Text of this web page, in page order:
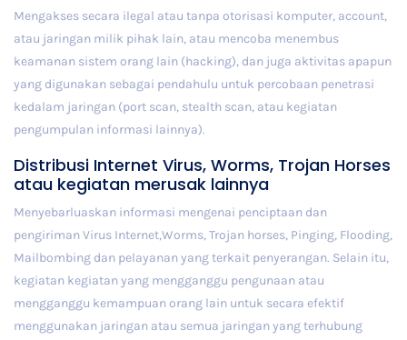
Mengakses secara ilegal atau tanpa otorisasi komputer, account,
atau jaringan milik pihak lain, atau mencoba menembus
keamanan sistem orang lain (hacking), dan juga aktivitas apapun
yang digunakan sebagai pendahulu untuk percobaan penetrasi
kedalam jaringan (port scan, stealth scan, atau kegiatan
pengumpulan informasi lainnya).
Distribusi Internet Virus, Worms, Trojan Horses
atau kegiatan merusak lainnya
Menyebarluaskan informasi mengenai penciptaan dan
pengiriman Virus Internet,Worms, Trojan horses, Pinging, Flooding,
Mailbombing dan pelayanan yang terkait penyerangan. Selain itu,
kegiatan kegiatan yang mengganggu pengunaan atau
mengganggu kemampuan orang lain untuk secara efektif
menggunakan jaringan atau semua jaringan yang terhubung